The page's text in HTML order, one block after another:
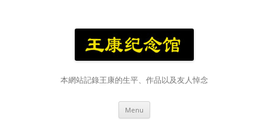
本網站記錄王康的生平、作品以及友人悼念
Menu Skip
content